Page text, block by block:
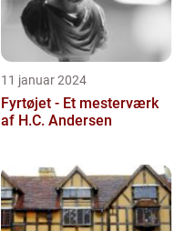
11 januar 2024
Fyrtøjet - Et mesterværk
af H.C. Andersen